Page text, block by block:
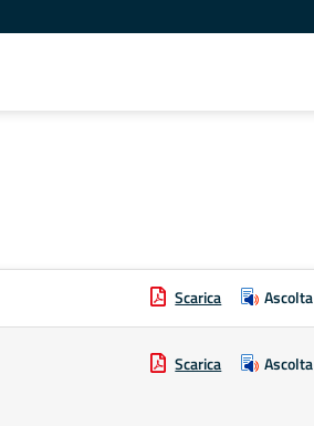
Scarica Ascolta
Scarica Ascolta